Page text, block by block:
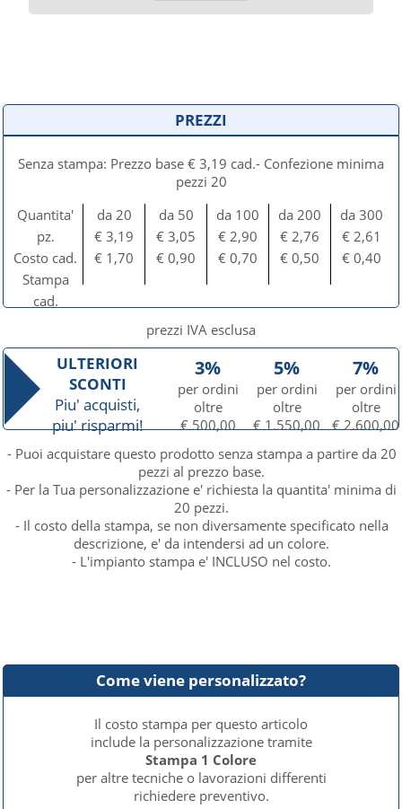
PREZZI
Senza stampa: Prezzo base € 3,19 cad.- Confezione minima
pezzi 20
Quantita'
pz.
Costo cad.
Stampa
cad.
da 20
€ 3,19
€ 1,70
da 50
€ 3,05
€ 0,90
da 100
€ 2,90
€ 0,70
da 200
€ 2,76
€ 0,50
da 300
€ 2,61
€ 0,40
prezzi IVA esclusa
ULTERIORI
SCONTI
Piu' acquisti,
piu' risparmi!
3%
per ordini
oltre
€ 500,00
5%
per ordini
oltre
€ 1.550,00
7%
per ordini
oltre
€ 2.600,00
- Puoi acquistare questo prodotto senza stampa a partire da 20
pezzi al prezzo base.
- Per la Tua personalizzazione e' richiesta la quantita' minima di
20 pezzi.
- Il costo della stampa, se non diversamente specificato nella
descrizione, e' da intendersi ad un colore.
- L'impianto stampa e' INCLUSO nel costo.
Come viene personalizzato?
Il costo stampa per questo articolo
include la personalizzazione tramite
Stampa 1 Colore
per altre tecniche o lavorazioni differenti
richiedere preventivo.